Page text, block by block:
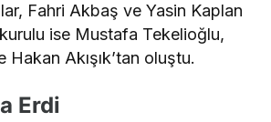
Fahri Akbaş ve Yasin Kaplan
ise Mustafa Tekelioğlu,
Hakan Akışık’tan oluştu.
Erdi